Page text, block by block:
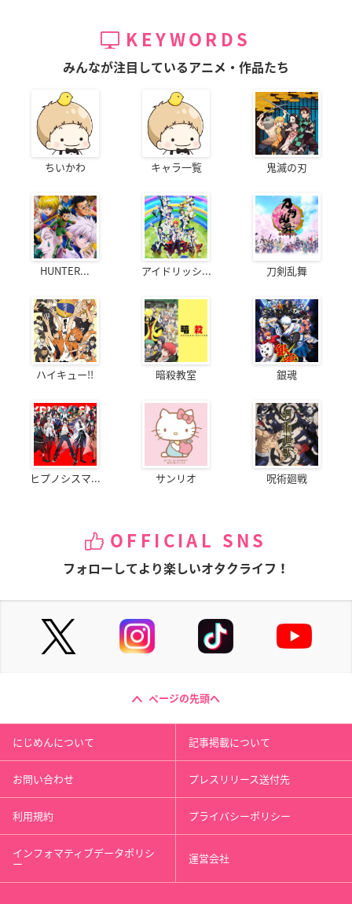
KEYWORDS
みんなが注目しているアニメ・作品たち
ちいかわ キャラ一覧 鬼滅の刃
HUNTER... アイドリッシ... 刀剣乱舞
ハイキュー!! 暗殺教室 銀魂
ヒプノシスマ... サンリオ 呪術廻戦
OFFICIAL SNS
フォローしてより楽しいオタクライフ！
ページの先頭へ
にじめんについて 記事掲載について
お問い合わせ プレスリリース送付先
利用規約 プライバシーポリシー
インフォマティブデータポリシ
ー 運営会社